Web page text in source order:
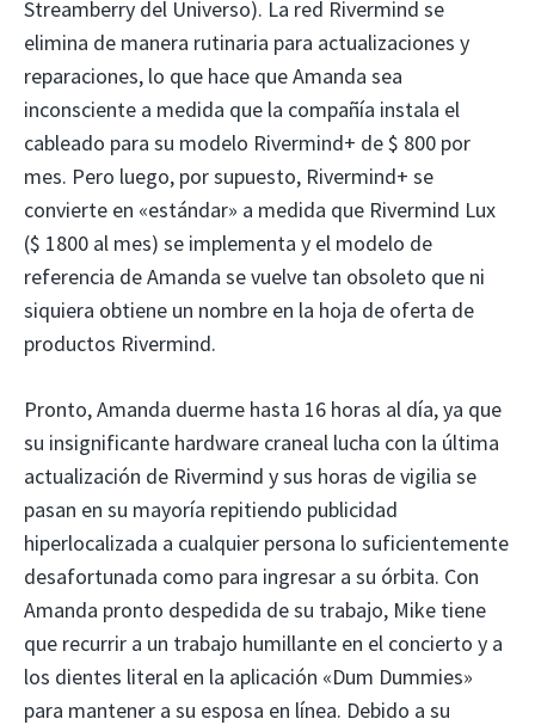
Streamberry del Universo). La red Rivermind se
elimina de manera rutinaria para actualizaciones y
reparaciones, lo que hace que Amanda sea
inconsciente a medida que la compañía instala el
cableado para su modelo Rivermind+ de $ 800 por
mes. Pero luego, por supuesto, Rivermind+ se
convierte en «estándar» a medida que Rivermind Lux ​​
($ 1800 al mes) se implementa y el modelo de
referencia de Amanda se vuelve tan obsoleto que ni
siquiera obtiene un nombre en la hoja de oferta de
productos Rivermind.
Pronto, Amanda duerme hasta 16 horas al día, ya que
su insignificante hardware craneal lucha con la última
actualización de Rivermind y sus horas de vigilia se
pasan en su mayoría repitiendo publicidad
hiperlocalizada a cualquier persona lo suficientemente
desafortunada como para ingresar a su órbita. Con
Amanda pronto despedida de su trabajo, Mike tiene
que recurrir a un trabajo humillante en el concierto y a
los dientes literal en la aplicación «Dum Dummies»
para mantener a su esposa en línea. Debido a su